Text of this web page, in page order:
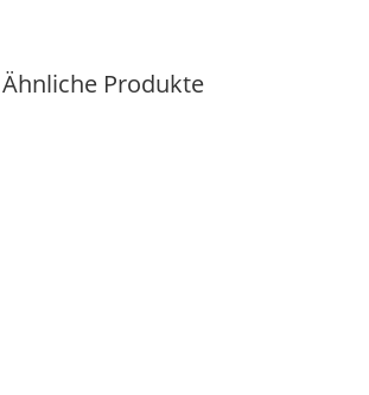
Ähnliche Produkte